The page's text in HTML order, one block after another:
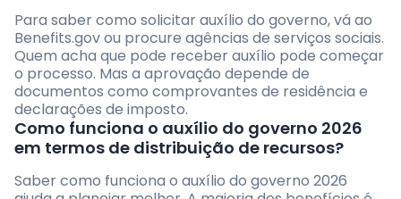
Para saber como solicitar auxílio do governo, vá ao
Benefits.gov ou procure agências de serviços sociais.
Quem acha que pode receber auxílio pode começar
o processo. Mas a aprovação depende de
documentos como comprovantes de residência e
declarações de imposto.
Como funciona o auxílio do governo 2026
em termos de distribuição de recursos?
Saber como funciona o auxílio do governo 2026